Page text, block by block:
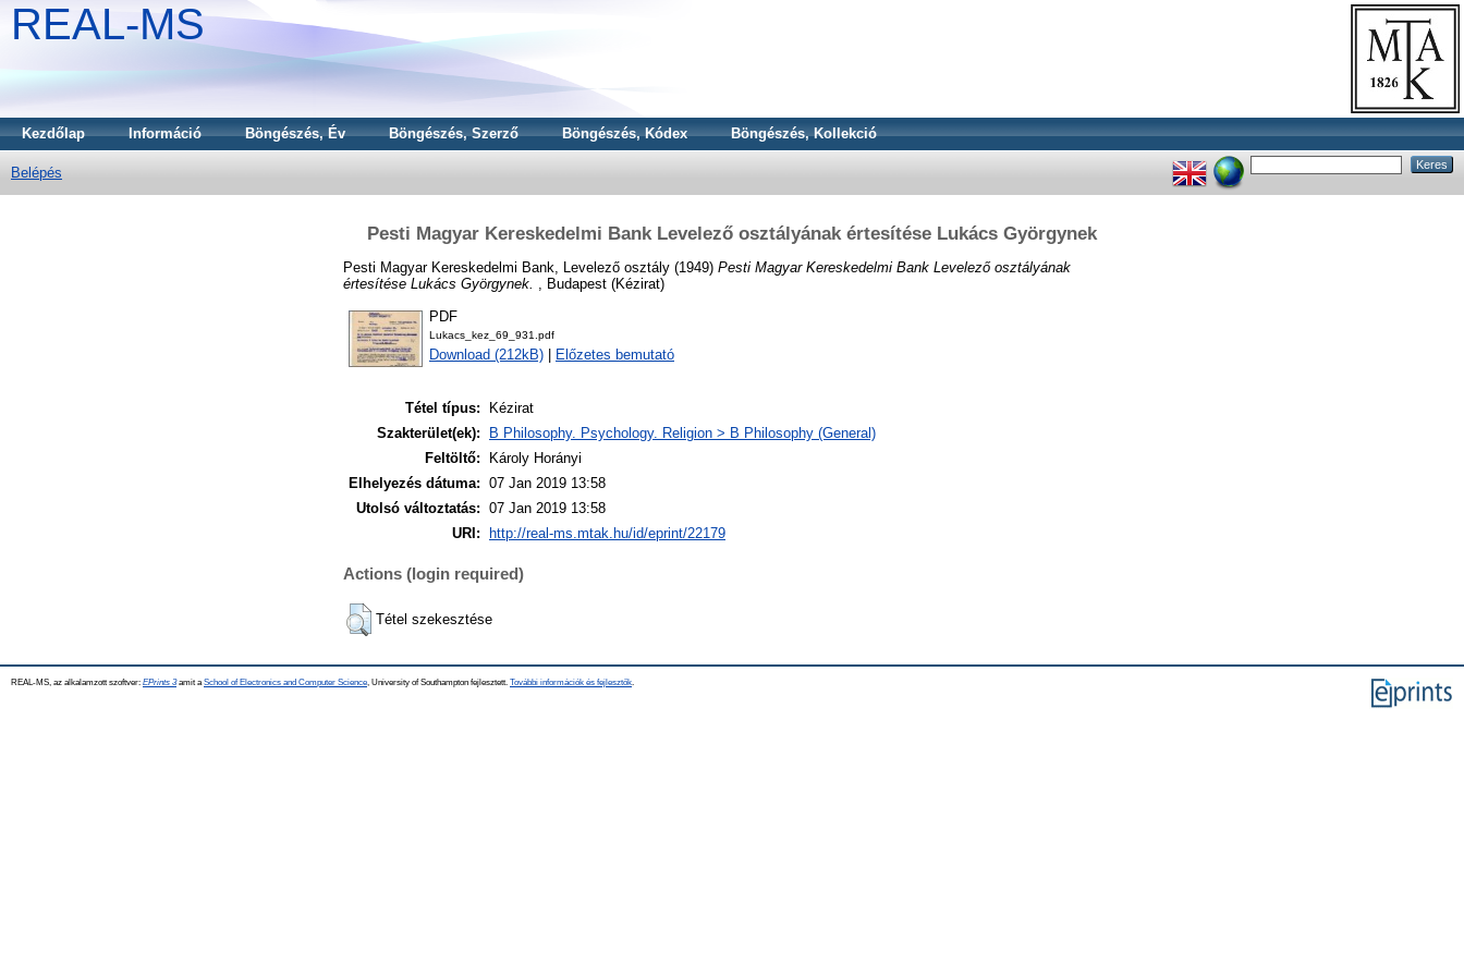
REAL-MS
Kezdőlap Információ Böngészés, Év Böngészés, Szerző Böngészés, Kódex Böngészés, Kollekció
Belépés
Pesti Magyar Kereskedelmi Bank Levelező osztályának értesítése Lukács Györgynek
Pesti Magyar Kereskedelmi Bank, Levelező osztály (1949) Pesti Magyar Kereskedelmi Bank Levelező osztályának
értesítése Lukács Györgynek.
, Budapest (Kézirat)
PDF
Lukacs_kez_69_931.pdf
Download (212kB) Előzetes bemutató
Tétel típus:
Kézirat
Szakterület(ek):
B Philosophy. Psychology. Religion > B Philosophy (General)
Feltöltő:
Károly Horányi
Elhelyezés dátuma: 07 Jan 2019 13:58
Utolsó változtatás: 07 Jan 2019 13:58
URI:
http://real-ms.mtak.hu/id/eprint/22179
Actions (login required)
Tétel szekesztése
REAL-MS, az alkalamzott szoftver: EPrints 3amit a School of Electronics and Computer Science , University of Southampton fejlesztett. További információk és fejlesztők